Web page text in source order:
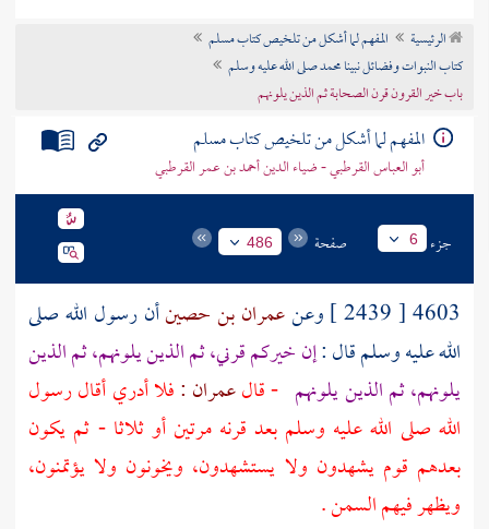
تراجم الأعلام
الرئيسية
المفهم لما أشكل من تلخيص كتاب مسلم
كتاب النبوات وفضائل نبينا محمد صلى الله عليه وسلم
باب خير القرون قرن الصحابة ثم الذين يلونهم
المفهم لما أشكل من تلخيص كتاب مسلم
أبو العباس القرطبي - ضياء الدين أحمد بن عمر القرطبي
جزء 6 صفحة 486
4603 [ 2439 ] وعن عمران بن حصينأن رسول الله صلى
الله عليه وسلم قال :إن خيركم قرني، ثم الذين يلونهم، ثم الذين
يلونهم، ثم الذين يلونهم - قالعمران :فلا أدري أقال رسول
الله صلى الله عليه وسلم بعد قرنه مرتين أو ثلاثا - ثم يكون
بعدهم قوم يشهدون ولا يستشهدون، ويخونون ولا يؤتمنون،
ويظهر فيهم السمن .